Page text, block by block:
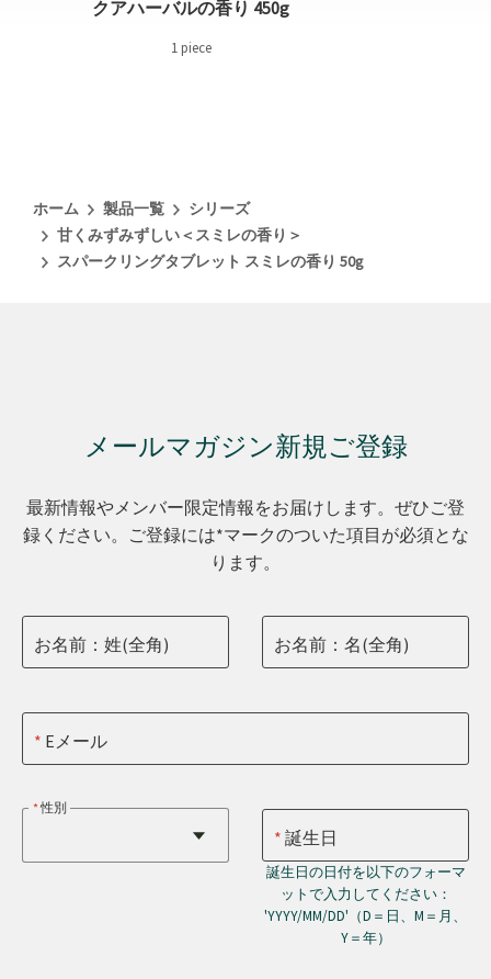
クアハーバルの香り 450g
1 piece
ホーム 製品一覧
シリーズ
甘くみずみずしい＜スミレの香り＞
スパークリングタブレット スミレの香り 50g
メールマガジン新規ご登録
最新情報やメンバー限定情報をお届けします。ぜひご登
録ください。ご登録には*マークのついた項目が必須とな
ります。
お名前：姓(全角) お名前：名(全角)
Eメール
性別
誕生日
誕生日の日付を以下のフォーマ
ットで入力してください：
'YYYY/MM/DD'（D＝日、M＝月、
Y＝年）